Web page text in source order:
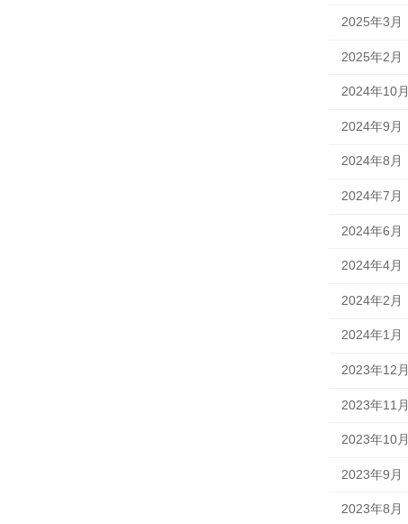
2025年3月
2025年2月
2024年10月
2024年9月
2024年8月
2024年7月
2024年6月
2024年4月
2024年2月
2024年1月
2023年12月
2023年11月
2023年10月
2023年9月
2023年8月